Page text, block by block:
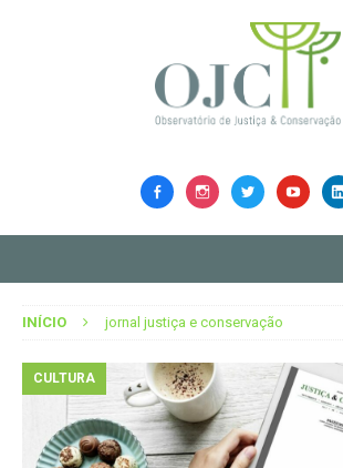
INÍCIO jornal justiça e conservação
CULTURA